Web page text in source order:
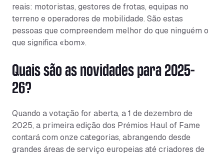
reais: motoristas, gestores de frotas, equipas no
terreno e operadores de mobilidade. São estas
pessoas que compreendem melhor do que ninguém o
que significa «bom».
Quais são as novidades para 2025–
26?
Quando a votação for aberta, a 1 de dezembro de
2025, a primeira edição dos Prémios Haul of Fame
contará com onze categorias, abrangendo desde
grandes áreas de serviço europeias até criadores de